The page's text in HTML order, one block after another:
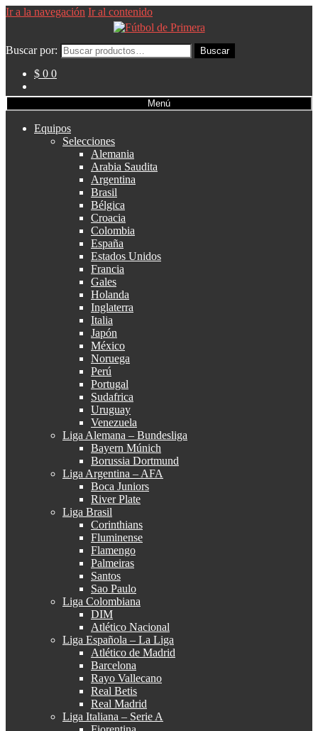
Ir a la navegación Ir al contenido
Buscar por: Buscar
$ 0 0
Menú
Equipos
Selecciones
Alemania
Arabia Saudita
Argentina
Brasil
Bélgica
Croacia
Colombia
España
Estados Unidos
Francia
Gales
Holanda
Inglaterra
Italia
Japón
México
Noruega
Perú
Portugal
Sudafrica
Uruguay
Venezuela
Liga Alemana – Bundesliga
Bayern Múnich
Borussia Dortmund
Liga Argentina – AFA
Boca Juniors
River Plate
Liga Brasil
Corinthians
Fluminense
Flamengo
Palmeiras
Santos
Sao Paulo
Liga Colombiana
DIM
Atlético Nacional
Liga Española – La Liga
Atlético de Madrid
Barcelona
Rayo Vallecano
Real Betis
Real Madrid
Liga Italiana – Serie A